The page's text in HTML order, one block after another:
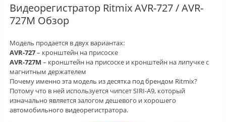
Видеорегистратор Ritmix AVR-727 / AVR-
727M Обзор
Модель продается в двух вариантах:
AVR-727– кронштейн на присоске
AVR-727M – кронштейн на присоске и кронштейн на липучке с
магнитным держателем
Почему именно эта модель из десятка под брендом Ritmix?
Потому что в ней используется чипсет SIRI-A9, который
изначально является залогом дешевого и хорошего
автомобильного видеорегистратора.